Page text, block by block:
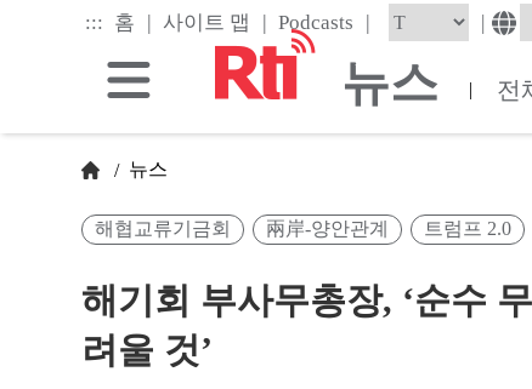
::: 홈 | 사이트 맵 | Podcasts | |
뉴스 | 전
/ 뉴스
해협교류기금회 兩岸-양안관계 트럼프 2.0
해기회 부사무총장, ‘순수
려울 것’